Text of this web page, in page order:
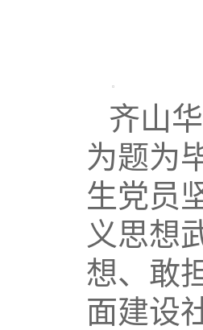
齐山
为题为
生党员
义思想
想、敢
面建设